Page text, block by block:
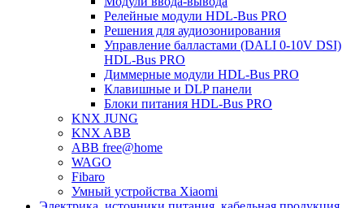
Релейные модули HDL-Bus PRO
Решения для аудиозонирования
Управление балластами (DALI 0-10V DSI)
HDL-Bus PRO
Диммерные модули HDL-Bus PRO
Клавишные и DLP панели
Блоки питания HDL-Bus PRO
KNX JUNG
KNX ABB
ABB free@home
WAGO
Fibaro
Умный устройства Xiaomi